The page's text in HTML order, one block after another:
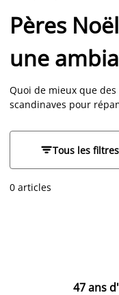
Pères
une
Quoi de mieux que
scandinaves pour
Pères Noël sont une
endroits dans la
lutins amusants.
Tous les filtres
0 articles
47 ans